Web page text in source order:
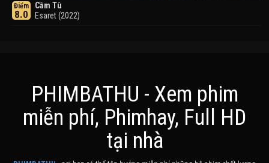
Điểm
8.0
Cầm Tù
Esaret (2022)
Khuyển Dạ Xoa
PHIMBATHU - Xem phim
miễn phí, Phimhay, Full HD
tại nhà